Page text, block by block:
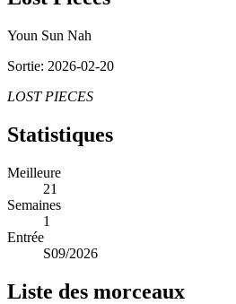
Youn Sun Nah
Sortie: 2026-02-20
LOST PIECES
Statistiques
Meilleure
21
Semaines
1
Entrée
S09/2026
Liste des morceaux